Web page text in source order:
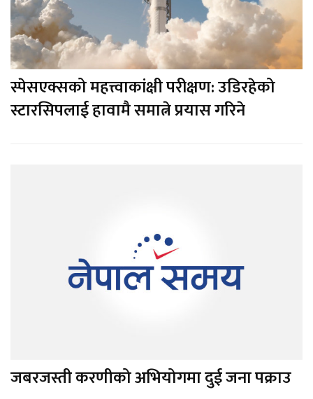
स्पेसएक्सको महत्त्वाकांक्षी परीक्षण: उडिरहेको
स्टारसिपलाई हावामै समात्ने प्रयास गरिने
जबरजस्ती करणीको अभियोगमा दुई जना पक्राउ